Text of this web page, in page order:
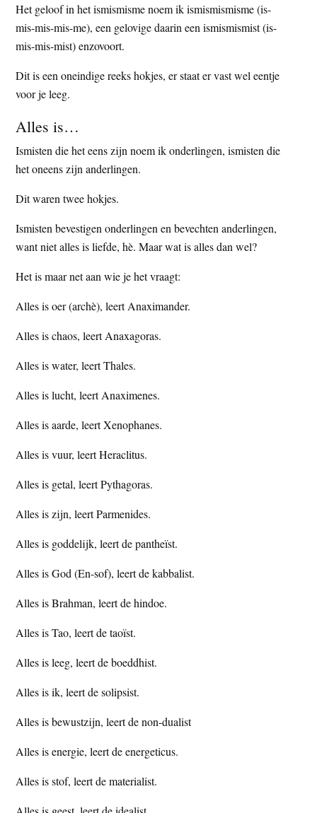
Het geloof in het ismismisme noem ik ismismismisme (is-
mis-mis-mis-me), een gelovige daarin een ismismismist (is-
mis-mis-mist) enzovoort.
Dit is een oneindige reeks hokjes, er staat er vast wel eentje
voor je leeg.
Alles is…
Ismisten die het eens zijn noem ik onderlingen, ismisten die
het oneens zijn anderlingen.
Dit waren twee hokjes.
Ismisten bevestigen onderlingen en bevechten anderlingen,
want niet alles is liefde, hè. Maar wat is alles dan wel?
Het is maar net aan wie je het vraagt:
Alles is oer (archè), leert Anaximander.
Alles is chaos, leert Anaxagoras.
Alles is water, leert Thales.
Alles is lucht, leert Anaximenes.
Alles is aarde, leert Xenophanes.
Alles is vuur, leert Heraclitus.
Alles is getal, leert Pythagoras.
Alles is zijn, leert Parmenides.
Alles is goddelijk, leert de pantheïst.
Alles is God (En-sof), leert de kabbalist.
Alles is Brahman, leert de hindoe.
Alles is Tao, leert de taoïst.
Alles is leeg, leert de boeddhist.
Alles is ik, leert de solipsist.
Alles is bewustzijn, leert de non-dualist
Alles is energie, leert de energeticus.
Alles is stof, leert de materialist.